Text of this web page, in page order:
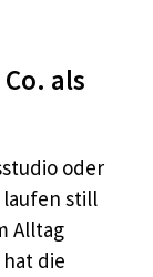
als
oder
laufen still
Alltag
die